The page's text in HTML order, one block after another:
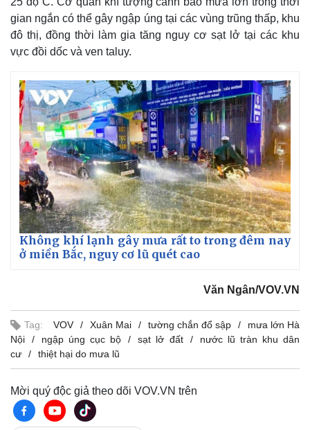
Kinh tế
Khởi nghiệp
Tiêu dùng
Tỷ giá
Chứng khoán
Giá cà phê
m
gian ngắn có thể gây ngập úng tại các vùng trũng thấp, khu
đô thị, đồng thời làm gia tăng nguy cơ sạt lở tại các khu
vực đồi dốc và ven taluy.
Không khí lạnh gây mưa rất to trong đêm nay
ở miền Bắc, nguy cơ lũ quét cao
Văn Ngân/VOV.VN
Tag: VOV Xuân Mai tường chắn đổ sập
mưa lớn Hà
Nội
ngập úng cục bộ sạt lở đất
nước lũ tràn khu dân
cư
thiệt hại do mưa lũ
Mời quý độc giả theo dõi VOV.VN trên